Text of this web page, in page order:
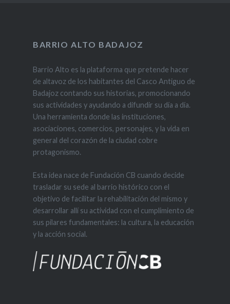
BARRIO ALTO BADAJOZ
Barrio Alto es la plataforma que pretende hacer
de altavoz de los habitantes del Casco Antiguo de
Badajoz contando sus historias, promocionando
sus actividades y ayudando a difundir su día a día.
Una herramienta donde las instituciones,
asociaciones, comercios, personajes, y la vida en
general del corazón de la ciudad cobre
protagonismo.
Esta idea nace de Fundación CB cuando decide
trasladar su sede al barrio histórico con el
objetivo de facilitar la rehabilitación del mismo y
desarrollar allí su actividad con el cumplimiento de
sus pilares fundamentales: la cultura, la educación
y la acción social.